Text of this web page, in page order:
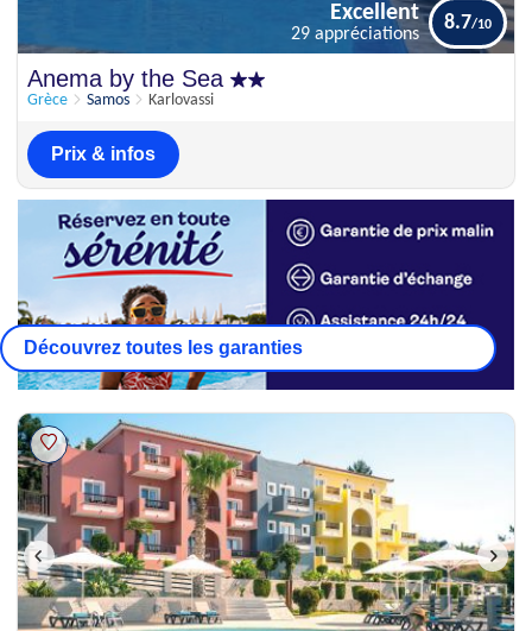
Anema by the Sea
Grèce Samos Karlovassi
Excellent
29 appréciations
8.7
Prix & infos
Découvrez toutes les garanties